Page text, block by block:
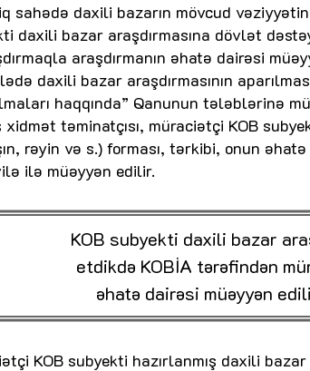
sahədə daxili bazarın mövcud
daxili bazar araşdırmasına dövlət
araşdırmanın əhatə dairəsi
daxili bazar araşdırmasının
haqqında” Qanunun tələblərinə
təminatçısı, müraciətçi KOB
rəyin və s.) forması, tərkibi, onun
ilə müəyyən edilir.
KOB subyekti daxili bazar
etdikdə KOBİA tərəfindən
əhatə dairəsi müəyyən
KOB subyekti hazırlanmış daxili